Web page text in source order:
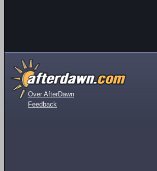
Over AfterDawn
Feedback